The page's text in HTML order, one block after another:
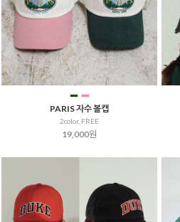
PARIS 자수 볼캡
2color, FREE
19,000원